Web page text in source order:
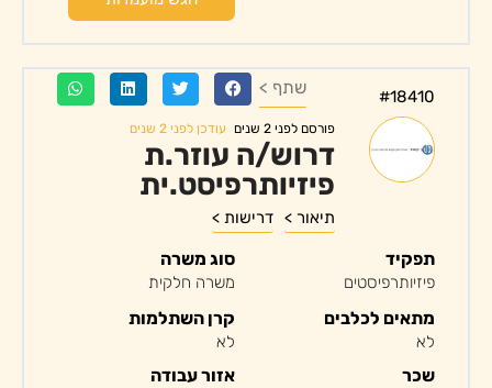
#18410 שתף >
פורסם לפני 2 שנים עודכן לפני 2 שנים
דרוש/ה עוזר.ת
פיזיותרפיסט.ית
תיאור > דרישות >
תפקיד
פיזיותרפיסטים
מתאים לכלבים
לא
סוג משרה
משרה חלקית
קרן השתלמות
לא
שכר אזור עבודה